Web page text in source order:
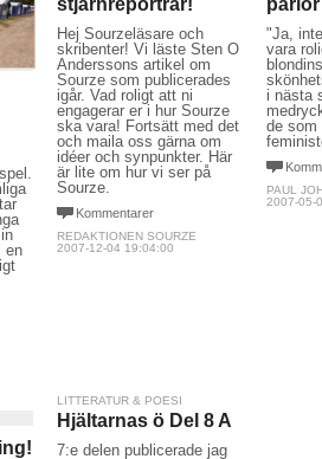
en
Hej Sourzeläsare och
skribenter! Vi läste Sten O
Anderssons artikel om
Sourze som publicerades
igår. Vad roligt att ni
engagerar er i hur Sourze
ska vara! Fortsätt med det
och maila oss gärna om
idéer och synpunkter. Här
är lite om hur vi ser på
Sourze.
Kommentarer
REDAKTIONEN SOURZE
2007-12-04 19:04:00
"Ja,
vara
i nästa
de som
PAUL
2007-05-
LITTERATUR & POESI
Hjältarnas ö Del 8 A
7:e delen publicerade jag